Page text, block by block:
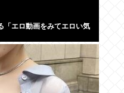
「エロ動画をみてエロい気